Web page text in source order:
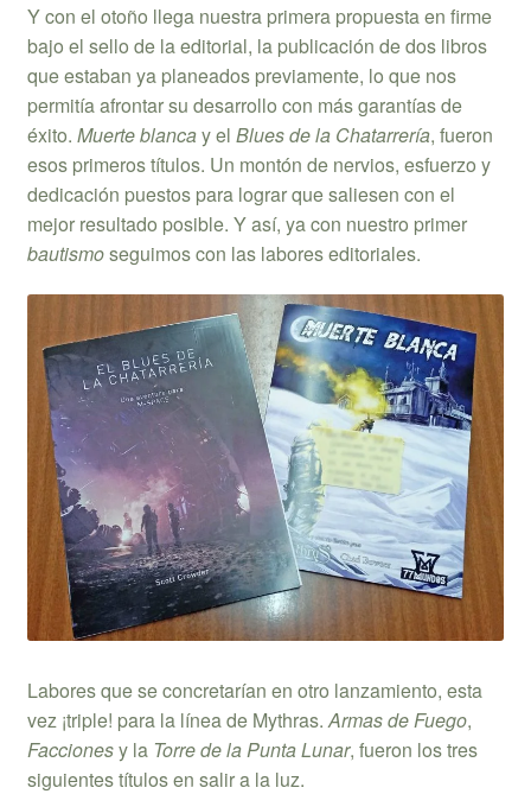
Y con el otoño llega nuestra primera propuesta en firme
bajo el sello de la editorial, la publicación de dos libros
que estaban ya planeados previamente, lo que nos
permitía afrontar su desarrollo con más garantías de
éxito. Muerte blancay el Blues de la Chatarrería, fueron
esos primeros títulos. Un montón de nervios, esfuerzo y
dedicación puestos para lograr que saliesen con el
mejor resultado posible. Y así, ya con nuestro primer
bautismoseguimos con las labores editoriales.
Labores que se concretarían en otro lanzamiento, esta
vez ¡triple! para la línea de Mythras.Armas de Fuego,
Faccionesy la Torre de la Punta Lunar, fueron los tres
siguientes títulos en salir a la luz.